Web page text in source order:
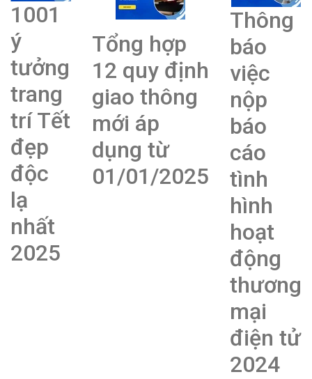
1001
ý
tưởng
trang
trí Tết
đẹp
độc
lạ
nhất
2025
Tổng hợp
12 quy định
giao thông
mới áp
dụng từ
01/01/2025
Thông
báo
việc
nộp
báo
cáo
tình
hình
hoạt
động
thương
mại
điện tử
2024